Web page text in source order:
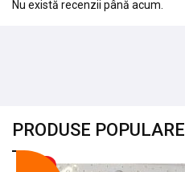
Nu există recenzii până acum.
PRODUSE POPULARE